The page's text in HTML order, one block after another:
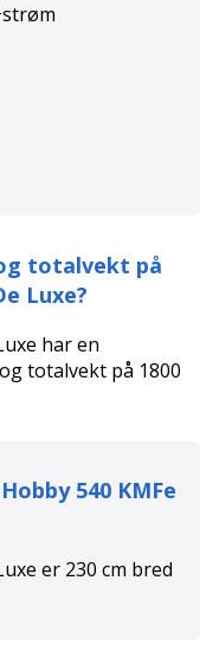
totalvekt på
Luxe?
har en
totalvekt på 1800
Hobby 540 KMFe
er 230 cm bred